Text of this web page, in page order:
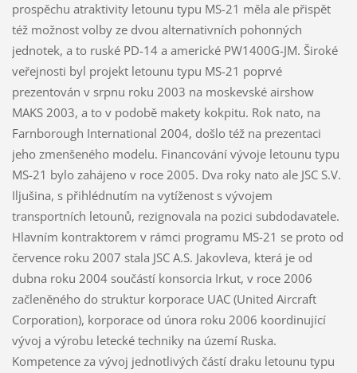
prospěchu atraktivity letounu typu MS-21 měla ale přispět
též možnost volby ze dvou alternativních pohonných
jednotek, a to ruské PD-14 a americké PW1400G-JM. Široké
veřejnosti byl projekt letounu typu MS-21 poprvé
prezentován v srpnu roku 2003 na moskevské airshow
MAKS 2003, a to v podobě makety kokpitu. Rok nato, na
Farnborough International 2004, došlo též na prezentaci
jeho zmenšeného modelu. Financování vývoje letounu typu
MS-21 bylo zahájeno v roce 2005. Dva roky nato ale JSC S.V.
Iljušina, s přihlédnutím na vytíženost s vývojem
transportních letounů, rezignovala na pozici subdodavatele.
Hlavním kontraktorem v rámci programu MS-21 se proto od
července roku 2007 stala JSC A.S. Jakovleva, která je od
dubna roku 2004 součástí konsorcia Irkut, v roce 2006
začleněného do struktur korporace UAC (United Aircraft
Corporation), korporace od února roku 2006 koordinující
vývoj a výrobu letecké techniky na území Ruska.
Kompetence za vývoj jednotlivých částí draku letounu typu